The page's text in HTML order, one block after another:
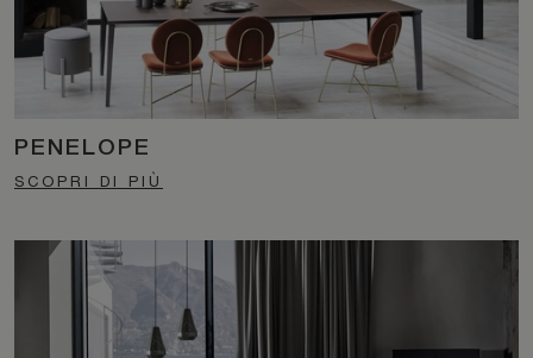
PENELOPE
SCOPRI DI PIÙ